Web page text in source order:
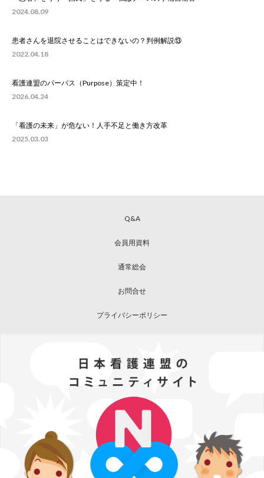
2024.08.09
患者さんを退院させることはできないの？判例解説⑬
2022.04.18
看護連盟のパーパス（Purpose）策定中！
2026.04.24
「看護の未来」が危ない！人手不足と働き方改革
2025.03.03
Q&A
会員用資料
通常総会
お問合せ
プライバシーポリシー